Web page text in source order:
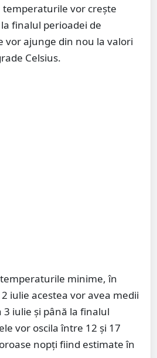
temperaturile vor crește
finalul perioadei de
vor ajunge din nou la valori
Celsius.
minime, în
iulie acestea vor avea medii
3 iulie și până la finalul
vor oscila între 12 și 17
nopți fiind estimate în